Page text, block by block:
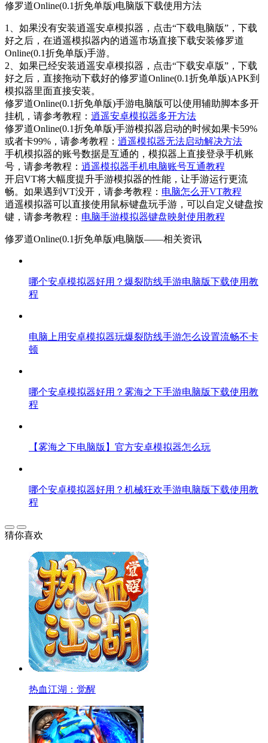
修罗道Online(0.1折免单版)电脑版下载使用方法
1、如果没有安装逍遥安卓模拟器，点击“下载电脑版”，下载
好之后，在逍遥模拟器内的逍遥市场直接下载安装修罗道
Online(0.1折免单版)手游。
2、如果已经安装逍遥安卓模拟器，点击“下载安卓版”，下载
好之后，直接拖动下载好的修罗道Online(0.1折免单版)APK到
模拟器里面直接安装。
修罗道Online(0.1折免单版)手游电脑版可以使用辅助脚本多开
挂机，请参考教程： 逍遥安卓模拟器多开方法
修罗道Online(0.1折免单版)手游模拟器启动的时候如果卡59%
或者卡99%，请参考教程： 逍遥模拟器无法启动解决方法
手机模拟器的账号数据是互通的，模拟器上直接登录手机账
号，请参考教程： 逍遥模拟器手机电脑账号互通教程
开启VT将大幅度提升手游模拟器的性能，让手游运行更流
畅。如果遇到VT没开，请参考教程： 电脑怎么开VT教程
逍遥模拟器可以直接使用鼠标键盘玩手游，可以自定义键盘按
键，请参考教程： 电脑手游模拟器键盘映射使用教程
修罗道Online(0.1折免单版)电脑版——相关资讯
哪个安卓模拟器好用？爆裂防线手游电脑版下载使用教
程
电脑上用安卓模拟器玩爆裂防线手游怎么设置流畅不卡
顿
哪个安卓模拟器好用？雾海之下手游电脑版下载使用教
程
【雾海之下电脑版】官方安卓模拟器怎么玩
哪个安卓模拟器好用？机械狂欢手游电脑版下载使用教
程
猜你喜欢
热血江湖：觉醒